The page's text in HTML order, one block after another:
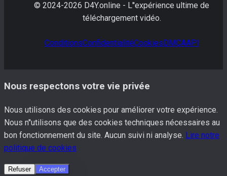
© 2024-2026 D4Y.online - L''expérience ultime de
téléchargement vidéo.
ConditionsConfidentialitéCookies DMCAAPI
Nous respectons votre vie privée
Nous utilisons des cookies pour améliorer votre expérience.
Nous n''utilisons que des cookies techniques nécessaires au
bon fonctionnement du site. Aucun suivi ni analyse. Lire notre
politique de cookies
Refuser Accepter